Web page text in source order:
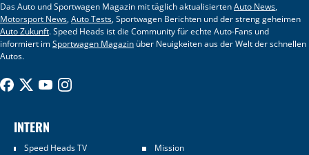
Das Auto und Sportwagen Magazin mit täglich aktualisiertenAuto News,
Motorsport News,Auto Tests, Sportwagen Berichten und der streng geheimen
Auto Zukunft. Speed Heads ist die Community für echte Auto-Fans und
informiert imSportwagen Magazin über Neuigkeiten aus der Welt der schnellen
Autos.
INTERN
Speed Heads TV
Mission